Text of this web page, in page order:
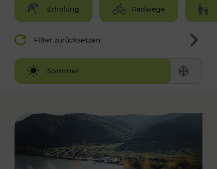
Erholung Radwege
Filter zurücksetzen
Sommer
Winter